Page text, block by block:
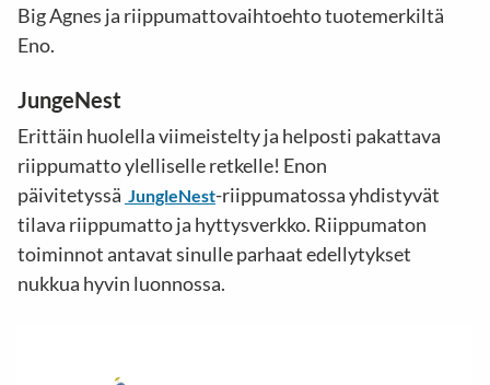
Big Agnes ja riippumattovaihtoehto tuotemerkiltä
Eno.
JungeNest
Erittäin huolella viimeistelty ja helposti pakattava
riippumatto ylelliselle retkelle! Enon
päivitetyssä JungleNest-riippumatossa yhdistyvät
tilava riippumatto ja hyttysverkko. Riippumaton
toiminnot antavat sinulle parhaat edellytykset
nukkua hyvin luonnossa.